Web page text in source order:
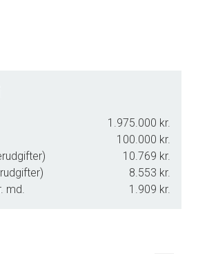
1.975.000 kr.
100.000 kr.
10.769 kr.
8.553 kr.
md.
1.909 kr.